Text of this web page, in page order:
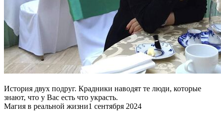
История двух подруг. Крадники наводят те люди, которые
знают, что у Вас есть что украсть.
Магия в реальной жизни1 сентября 2024